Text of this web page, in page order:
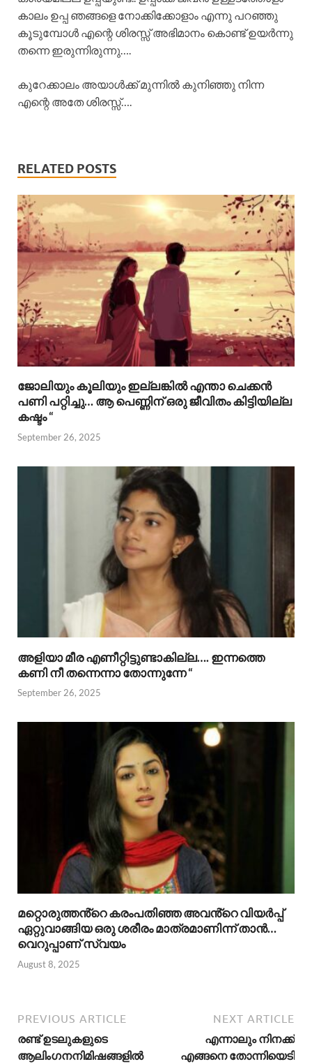
കാലം ഉപ്പ ഞങ്ങളെ നോക്കിക്കോളാം എന്നു പറഞ്ഞു
കൂടുമ്പോൾ എന്റെ ശിരസ്സ് അഭിമാനം കൊണ്ട് ഉയർന്നു
തന്നെ ഇരുന്നിരുന്നു….
കുറേക്കാലം അയാൾക്ക് മുന്നിൽ കുനിഞ്ഞു നിന്ന
എന്റെ അതേ ശിരസ്സ്….
RELATED POSTS
ജോലിയും കൂലിയും ഇല്ലങ്കിൽ എന്താ ചെക്കൻ
പണി പറ്റിച്ചു… ആ പെണ്ണിന് ഒരു ജീവിതം കിട്ടിയില്ല
കഷ്ടം “
September 26, 2025
അളിയാ മീര എണീറ്റിട്ടുണ്ടാകില്ല…. ഇന്നത്തെ
കണി നീ തന്നെന്നാ തോന്നുന്നേ “
September 26, 2025
മറ്റൊരുത്തൻ്റെ കരംപതിഞ്ഞ അവൻ്റെ വിയർപ്പ്
ഏറ്റുവാങ്ങിയ ഒരു ശരീരം മാത്രമാണിന്ന് താൻ…
വെറുപ്പാണ് സ്വയം
August 8, 2025
PREVIOUS ARTICLE
രണ്ട് ഉടലുകളുടെ
ആലിംഗനനിമിഷങ്ങളിൽ
NEXT ARTICLE
എന്നാലും നിനക്ക്
എങ്ങനെ തോന്നിയെടി